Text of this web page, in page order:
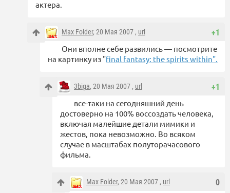
актера.
+1
Max Folder, 20 Мая 2007 , url
Они вполне себе развились — посмотрите
на картинку из "final fantasy: the spirits within".
+1
3biga, 20 Мая 2007 , url
все-таки на сегодняшний день
достоверно на 100% воссоздать человека,
включая малейшие детали мимики и
жестов, пока невозможно. Во всяком
случае в масштабах полуторачасового
фильма.
0
Max Folder, 20 Мая 2007 , url